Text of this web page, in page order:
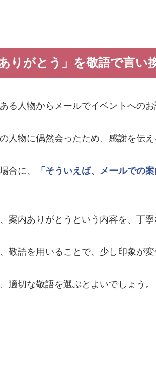
ありがとう」を敬語で言い
る人物からメールでイベントへの
人物に偶然会ったため、感謝を伝え
合に、 「そういえば、メールでの
案内ありがとうという内容を、丁
敬語を用いることで、少し印象が変
適切な敬語を選ぶとよいでしょう。